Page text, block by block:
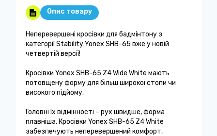
Опис товару
Неперевершені кросівки для бадмінтону з
категорії Stability Yonex SHB-65 вже у новій
четвертій версії!
Кросівки Yonex SHB-65 Z4 Wide White мають
потовщену форму для більш широкої стопи чи
високого підйому.
Головні їх відмінності – рух швидше, форма
плавніша. Кросівки Yonex SHB-65 Z4 White
забезпечують неперевершений комфорт,